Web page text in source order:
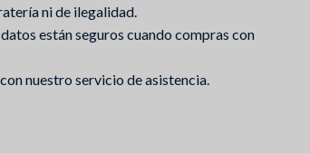
ni de ilegalidad.
están seguros cuando compras con
nuestro servicio de asistencia.